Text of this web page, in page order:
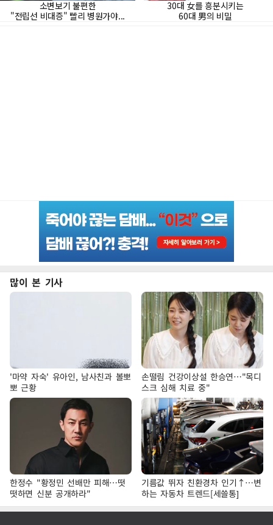
많이 본 기사
'마약 자숙' 유아인, 남사친과 볼뽀
뽀 근황
손떨림 건강이상설 한승연…"목디
스크 심해 치료 중"
한정수 "황정민 선배만 피해…떳
떳하면 신분 공개하라"
기름값 뛰자 친환경차 인기↑…변
하는 자동차 트렌드[세쓸통]